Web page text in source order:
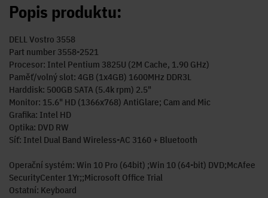
Popis produktu:
DELL Vostro 3558
Part number 3558-2521
Procesor: Intel Pentium 3825U (2M Cache, 1.90 GHz)
Paměť/volný slot: 4GB (1x4GB) 1600MHz DDR3L
Harddisk: 500GB SATA (5.4k rpm) 2.5"
Monitor: 15.6" HD (1366x768) AntiGlare; Cam and Mic
Grafika: Intel HD
Optika: DVD RW
Síť: Intel Dual Band Wireless-AC 3160 + Bluetooth
Operační systém: Win 10 Pro (64bit) ;Win 10 (64-bit) DVD;McAfee
SecurityCenter 1Yr;;Microsoft Office Trial
Ostatní: Keyboard